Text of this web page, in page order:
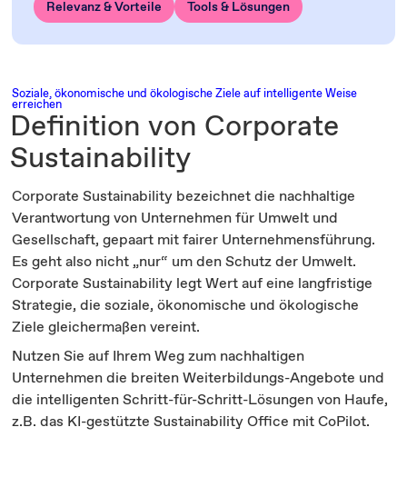
Relevanz & Vorteile Tools & Lösungen
Soziale, ökonomische und ökologische Ziele auf intelligente Weise
erreichen
Definition von Corporate
Sustainability
Corporate Sustainability bezeichnet die nachhaltige
Verantwortung von Unternehmen für Umwelt und
Gesellschaft, gepaart mit fairer Unternehmensführung.
Es geht also nicht „nur“ um den Schutz der Umwelt.
Corporate Sustainability legt Wert auf eine langfristige
Strategie, die soziale, ökonomische und ökologische
Ziele gleichermaßen vereint.
Nutzen Sie auf Ihrem Weg zum nachhaltigen
Unternehmen die breiten Weiterbildungs-Angebote und
die intelligenten Schritt-für-Schritt-Lösungen von Haufe,
z.B. das KI-gestützte Sustainability Office mit CoPilot.